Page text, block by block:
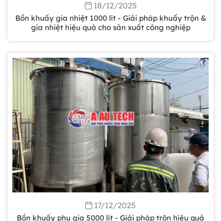
18/12/2025
Bồn khuấy gia nhiệt 1000 lít - Giải pháp khuấy trộn &
gia nhiệt hiệu quả cho sản xuất công nghiệp
17/12/2025
Bồn khuấy phụ gia 5000 lít - Giải pháp trộn hiệu quả
Gia công bồn khuấy, silo chứa nguyên liệu
tại công ty Á Âu
Bồn khuấy công nghiệp là gì? Ứng dụng, cấu
tạo và cách chọn mua hiệu quả
Bồn Khuấy Phụ Gia Sơn - Giải Pháp Tối Ưu